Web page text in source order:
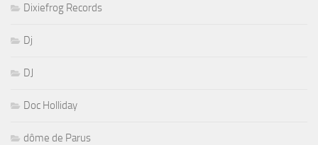
Dixiefrog Records
Dj
DJ
Doc Holliday
dôme de Parus